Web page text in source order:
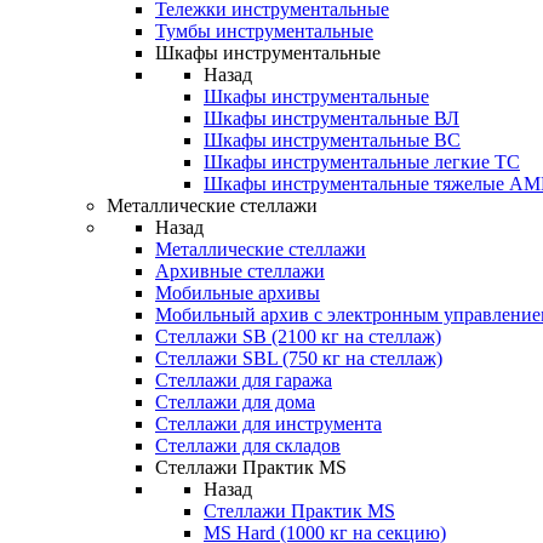
Тележки инструментальные
Тумбы инструментальные
Шкафы инструментальные
Назад
Шкафы инструментальные
Шкафы инструментальные ВЛ
Шкафы инструментальные ВС
Шкафы инструментальные легкие ТС
Шкафы инструментальные тяжелые
Металлические стеллажи
Назад
Металлические стеллажи
Архивные стеллажи
Мобильные архивы
Мобильный архив с электронным
Стеллажи SB (2100 кг на стеллаж)
Стеллажи SBL (750 кг на стеллаж)
Стеллажи для гаража
Стеллажи для дома
Стеллажи для инструмента
Стеллажи для складов
Стеллажи Практик MS
Назад
Стеллажи Практик MS
MS Hard (1000 кг на секцию)